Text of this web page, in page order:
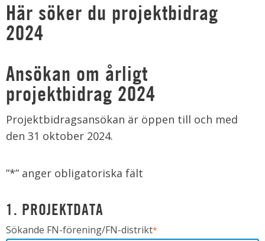
Här söker du projektbidrag
2024
Ansökan om årligt
projektbidrag 2024
Projektbidragsansökan är öppen till och med
den 31 oktober 2024.
”*” anger obligatoriska fält
1. PROJEKTDATA
Sökande FN-förening/FN-distrikt*